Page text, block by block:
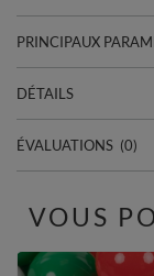
PRINCIPAUX
DÉTAILS
ÉVALUATIONS (0)
VOUS